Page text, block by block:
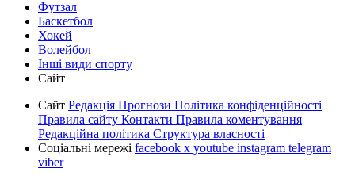
Футзал
Баскетбол
Хокей
Волейбол
Інші види спорту
Сайт
Сайт Редакція Прогнози Політика конфіденційності
Правила сайту Контакти Правила коментування
Редакційна політика Структура власності
Соціальні мережі facebook x youtube instagram telegram
viber